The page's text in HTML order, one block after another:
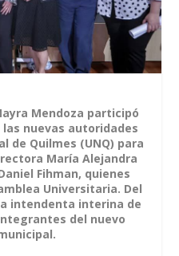
Mendoza participó
nuevas autoridades
de Quilmes (UNQ) para
María Alejandra
Fihman, quienes
Universitaria. Del
intendenta interina de
del nuevo